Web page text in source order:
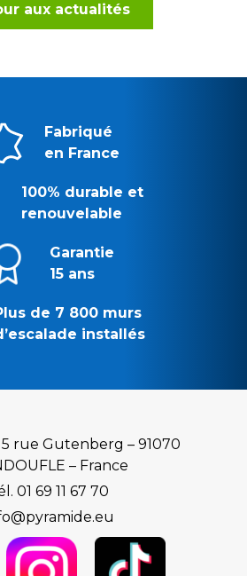
aux actualités
Fabriqué
en France
100% durable et
renouvelable
Garantie
15 ans
de 7 800 murs
installés
5 rue Gutenberg – 91070
– France
01 69 11 67 70